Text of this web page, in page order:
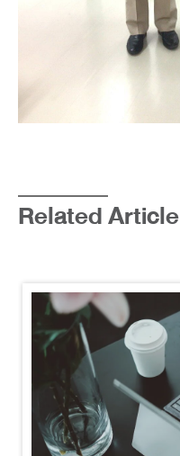
Related Article